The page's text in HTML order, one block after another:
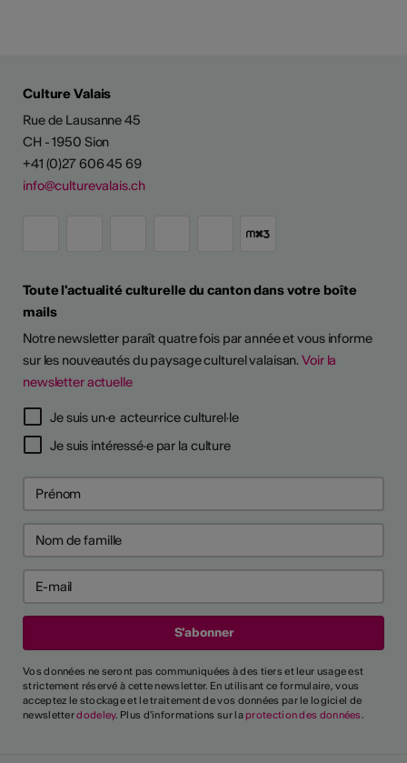
Culture Valais
Rue de Lausanne 45
CH - 1950 Sion
+41 (0)27 606 45 69
info@culturevalais.ch
Toute l'actualité culturelle du canton dans votre boîte
mails
Notre newsletter paraît quatre fois par année et vous informe
sur les nouveautés du paysage culturel valaisan.Voir la
newsletter actuelle
Je suis un·e acteur·rice culturel·le
Je suis intéressé·e par la culture
Vos données ne seront pas communiquées à des tiers et leur usage est
strictement réservé à cette newsletter. En utilisant ce formulaire, vous
acceptez le stockage et le traitement de vos données par le logiciel de
newsletterdodeley. Plus d'informations sur la protection des données.